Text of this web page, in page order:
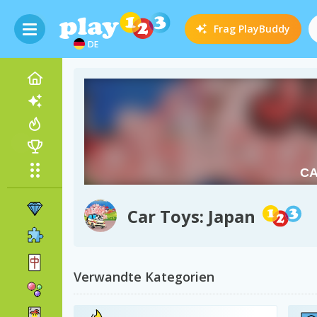
DE
Frag PlayBuddy
Car Toys: Japan
Verwandte Kategorien